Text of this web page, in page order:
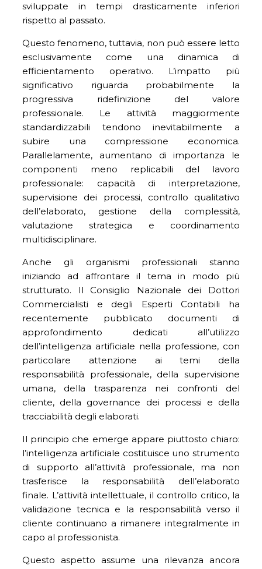
sviluppate in tempi drasticamente inferiori
rispetto al passato.
Questo fenomeno, tuttavia, non può essere letto
esclusivamente come una dinamica di
efficientamento operativo. L’impatto più
significativo riguarda probabilmente la
progressiva ridefinizione del valore
professionale. Le attività maggiormente
standardizzabili tendono inevitabilmente a
subire una compressione economica.
Parallelamente, aumentano di importanza le
componenti meno replicabili del lavoro
professionale: capacità di interpretazione,
supervisione dei processi, controllo qualitativo
dell’elaborato, gestione della complessità,
valutazione strategica e coordinamento
multidisciplinare.
Anche gli organismi professionali stanno
iniziando ad affrontare il tema in modo più
strutturato. Il Consiglio Nazionale dei Dottori
Commercialisti e degli Esperti Contabili ha
recentemente pubblicato documenti di
approfondimento dedicati all’utilizzo
dell’intelligenza artificiale nella professione, con
particolare attenzione ai temi della
responsabilità professionale, della supervisione
umana, della trasparenza nei confronti del
cliente, della governance dei processi e della
tracciabilità degli elaborati.
Il principio che emerge appare piuttosto chiaro:
l’intelligenza artificiale costituisce uno strumento
di supporto all’attività professionale, ma non
trasferisce la responsabilità dell’elaborato
finale. L’attività intellettuale, il controllo critico, la
validazione tecnica e la responsabilità verso il
cliente continuano a rimanere integralmente in
capo al professionista.
Questo aspetto assume una rilevanza ancora